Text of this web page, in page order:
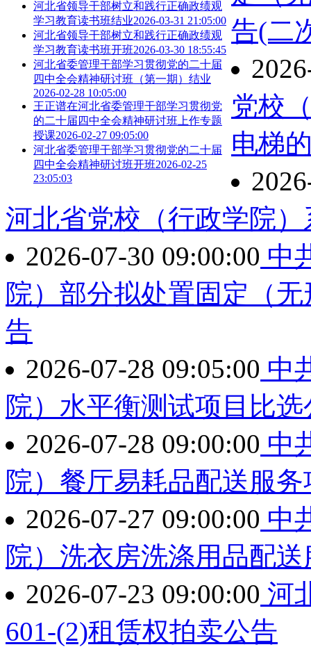
河北省领导干部树立和践行正确政绩观
学习教育读书班结业2026-03-31 21:05:00
河北省领导干部树立和践行正确政绩观
学习教育读书班开班2026-03-30 18:55:45
河北省委管理干部学习贯彻党的二十届
四中全会精神研讨班（第一期）结业
2026-02-28 10:05:00
王正谱在河北省委管理干部学习贯彻党
的二十届四中全会精神研讨班上作专题
授课2026-02-27 09:05:00
河北省委管理干部学习贯彻党的二十届
四中全会精神研讨班开班2026-02-25
23:05:03
告(二
党校
电梯
河北省党校（行政学院
2026-07-30 09:00:00 中
院）部分拟处置固定（
告
2026-07-28 09:05:00 中
院）水平衡测试项目比选
2026-07-28 09:00:00 中
院）餐厅易耗品配送服
2026-07-27 09:00:00 中
院）洗衣房洗涤用品配
2026-07-23 09:00:00 河
601-(2)租赁权拍卖公告